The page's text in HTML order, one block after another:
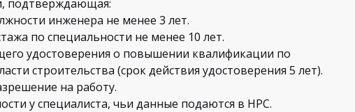
подтверждающая:
инженера не менее 3 лет.
по специальности не менее 10 лет.
удостоверения о повышении квалификации по
строительства (срок действия удостоверения 5 лет).
на работу.
у специалиста, чьи данные подаются в НРС.